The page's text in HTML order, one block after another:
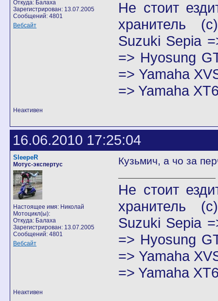
Откуда: Балаха
Зарегистрирован: 13.07.2005
Сообщений: 4801
Вебсайт
Не стоит
хранитель
(с)
Suzuki Sepia
=> Hyosung
=> Yamaha
=> Yamaha
Неактивен
16.06.2010 17:25:04
SleepeR
Мотус-экспертус
Настоящее имя: Николай
Мотоцикл(ы):
Откуда: Балаха
Зарегистрирован: 13.07.2005
Сообщений: 4801
Вебсайт
Кузьмич, а чо за
Не стоит
хранитель
(с)
Suzuki Sepia
=> Hyosung
=> Yamaha
=> Yamaha
Неактивен